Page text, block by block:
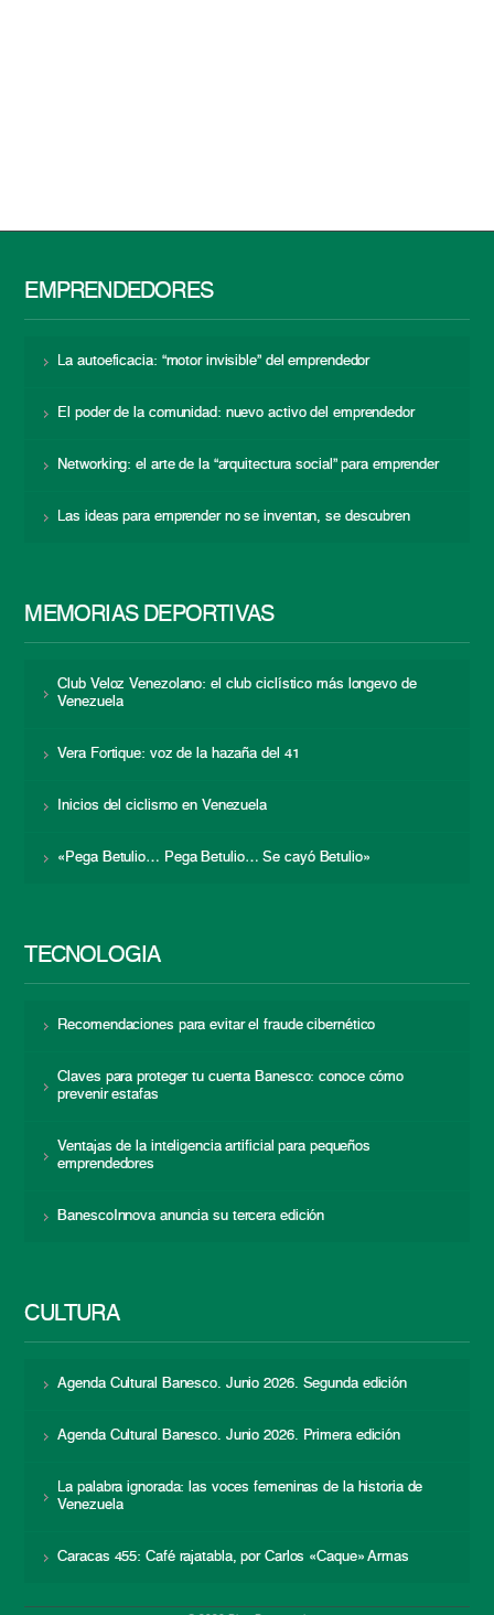
EMPRENDEDORES
La autoeficacia: “motor invisible” del emprendedor
El poder de la comunidad: nuevo activo del emprendedor
Networking: el arte de la “arquitectura social” para emprender
Las ideas para emprender no se inventan, se descubren
MEMORIAS DEPORTIVAS
Club Veloz Venezolano: el club ciclístico más longevo de
Venezuela
Vera Fortique: voz de la hazaña del 41
Inicios del ciclismo en Venezuela
«Pega Betulio… Pega Betulio… Se cayó Betulio»
TECNOLOGÍA
Recomendaciones para evitar el fraude cibernético
Claves para proteger tu cuenta Banesco: conoce cómo
prevenir estafas
Ventajas de la inteligencia artificial para pequeños
emprendedores
BanescoInnova anuncia su tercera edición
CULTURA
Agenda Cultural Banesco. Junio 2026. Segunda edición
Agenda Cultural Banesco. Junio 2026. Primera edición
La palabra ignorada: las voces femeninas de la historia de
Venezuela
Caracas 455: Café rajatabla, por Carlos «Caque» Armas